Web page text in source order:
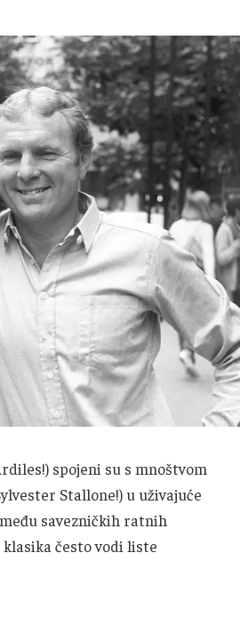
spojeni su s mnoštvom
Stallone!) u uživajuće
savezničkih ratnih
često vodi liste